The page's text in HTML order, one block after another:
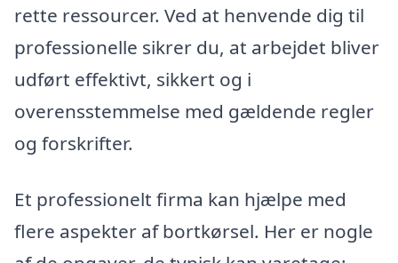
rette ressourcer. Ved at henvende dig til
professionelle sikrer du, at arbejdet bliver
udført effektivt, sikkert og i
overensstemmelse med gældende regler
og forskrifter.
Et professionelt firma kan hjælpe med
flere aspekter af bortkørsel. Her er nogle